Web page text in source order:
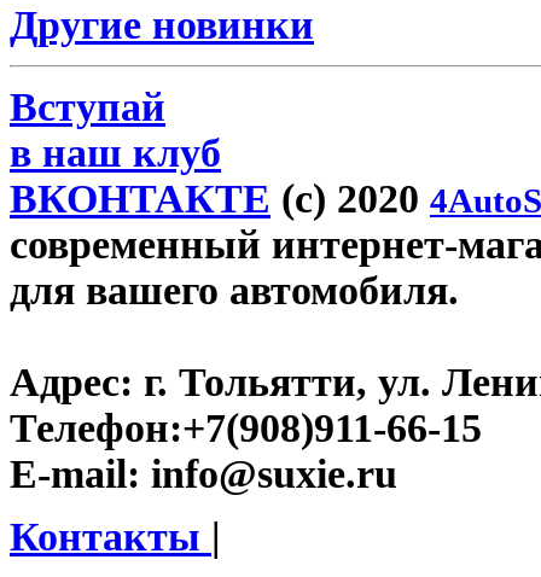
Другие новинки
Вступай
в наш клуб
ВКОНТАКТЕ (c) 2020
современный интернет-
для вашего автомобиля.
Адрес: г. Тольятти, ул.
Телефон:+7(908)911-66-15
E-mail: info@suxie.ru
Контакты |